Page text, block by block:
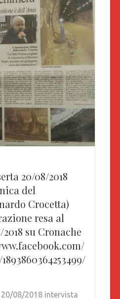
20/08/2018
del
Crocetta)
resa al
su Cronache
08/2018 intervista